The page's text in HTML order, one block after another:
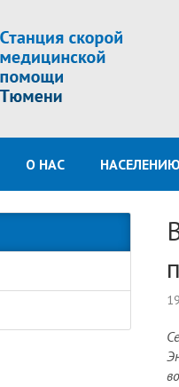
О НАС НАСЕЛЕНИЮ